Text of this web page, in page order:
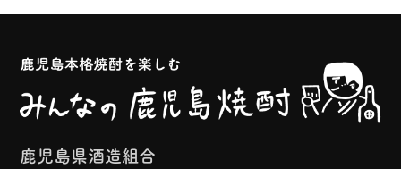
鹿児島県酒造組合